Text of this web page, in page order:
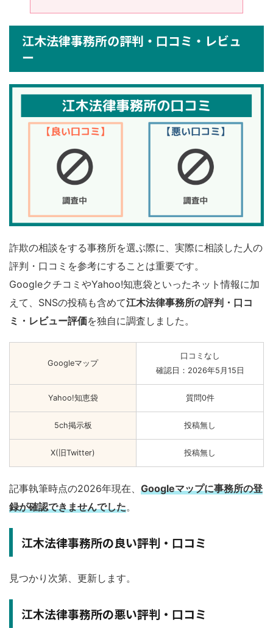
江木法律事務所の評判・口コミ・レビュ
ー
詐欺の相談をする事務所を選ぶ際に、実際に相談した人の
評判・口コミを参考にすることは重要です。
GoogleクチコミやYahoo!知恵袋といったネット情報に加
えて、SNSの投稿も含めて江木法律事務所の評判・口コ
ミ・レビュー評価を独自に調査しました。
Googleマップ
口コミなし
確認日：2026年5月15日
Yahoo!知恵袋 質問0件
5ch掲示板 投稿無し
X(旧Twitter) 投稿無し
記事執筆時点の2026年現在、 Googleマップに事務所の登
録が確認できませんでした。
江木法律事務所の良い評判・口コミ
見つかり次第、更新します。
江木法律事務所の悪い評判・口コミ